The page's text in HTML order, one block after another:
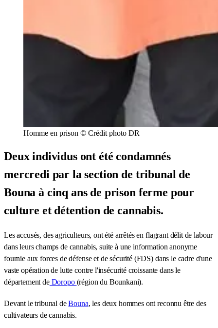
Homme en prison © Crédit photo DR
Deux individus ont été condamnés
mercredi par la section de tribunal de
Bouna à cinq ans de prison ferme pour
culture et détention de cannabis.
Les accusés, des agriculteurs, ont été arrêtés en flagrant délit de labour
dans leurs champs de cannabis, suite à une information anonyme
fournie aux forces de défense et de sécurité (FDS) dans le cadre d'une
vaste opération de lutte contre l'insécurité croissante dans le
département deDoropo (région du Bounkani).
Devant le tribunal deBouna, les deux hommes ont reconnu être des
cultivateurs de cannabis.